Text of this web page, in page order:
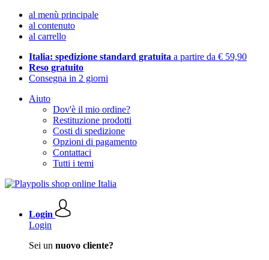
al menù principale
al contenuto
al carrello
Italia: spedizione standard gratuita a partire da € 59,90
Reso gratuito
Consegna in 2 giorni
Aiuto
Dov'è il mio ordine?
Restituzione prodotti
Costi di spedizione
Opzioni di pagamento
Contattaci
Tutti i temi
Login
Login
Sei un nuovo cliente?